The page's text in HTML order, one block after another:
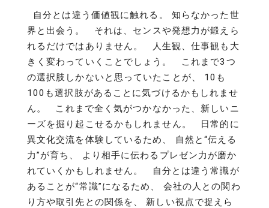
自分とは違う価値観に触れる。 知らなかった世
界と出会う。 それは、センスや発想力が鍛えら
れるだけではありません。 人生観、仕事観も大
きく変わっていくことでしょう。 これまで3つ
の選択肢しかないと思っていたことが、 10も
100も選択肢があることに気づけるかもしれませ
ん。 これまで全く気がつかなかった、新しいニ
ーズを掘り起こせるかもしれません。 日常的に
異文化交流を体験しているため、 自然と“伝える
力”が育ち、 より相手に伝わるプレゼン力が磨か
れていくかもしれません。 自分とは違う常識が
あることが“常識”になるため、 会社の人との関わ
り方や取引先との関係を、 新しい視点で捉えら